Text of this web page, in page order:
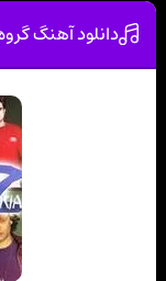
دانلود آهنگ